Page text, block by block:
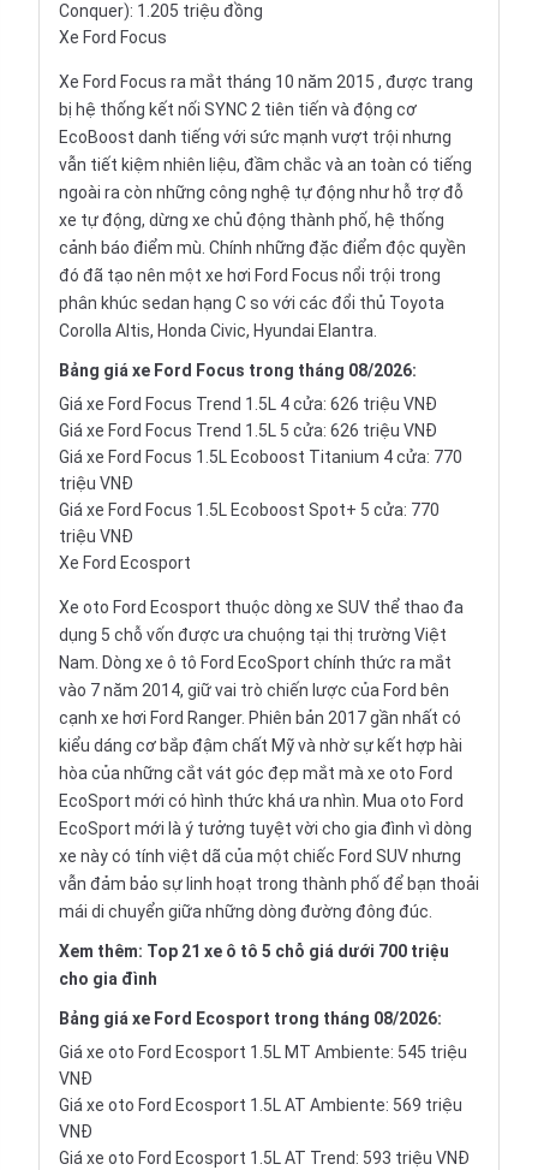
Conquer): 1.205 triệu đồng
Xe Ford Focus
Xe Ford Focus ra mắt tháng 10 năm 2015 , được trang
bị hệ thống kết nối SYNC 2 tiên tiến và động cơ
EcoBoost danh tiếng với sức mạnh vượt trội nhưng
vẫn tiết kiệm nhiên liệu, đầm chắc và an toàn có tiếng
ngoài ra còn những công nghệ tự động như hỗ trợ đỗ
xe tự động, dừng xe chủ động thành phố, hệ thống
cảnh báo điểm mù. Chính những đặc điểm độc quyền
đó đã tạo nên một xe hơi Ford Focus nổi trội trong
phân khúc sedan hạng C so với các đổi thủ Toyota
Corolla Altis, Honda Civic, Hyundai Elantra.
Bảng giá xe Ford Focus trong tháng 08/2026:
Giá xe Ford Focus Trend 1.5L 4 cửa: 626 triệu VNĐ
Giá xe Ford Focus Trend 1.5L 5 cửa: 626 triệu VNĐ
Giá xe Ford Focus 1.5L Ecoboost Titanium 4 cửa: 770
triệu VNĐ
Giá xe Ford Focus 1.5L Ecoboost Spot+ 5 cửa: 770
triệu VNĐ
Xe Ford Ecosport
Xe oto Ford Ecosport thuộc dòng xe SUV thể thao đa
dụng 5 chỗ vốn được ưa chuộng tại thị trường Việt
Nam. Dòng xe ô tô Ford EcoSport chính thức ra mắt
vào 7 năm 2014, giữ vai trò chiến lược của Ford bên
cạnh xe hơi Ford Ranger. Phiên bản 2017 gần nhất có
kiểu dáng cơ bắp đậm chất Mỹ và nhờ sự kết hợp hài
hòa của những cắt vát góc đẹp mắt mà xe oto Ford
EcoSport mới có hình thức khá ưa nhìn. Mua oto Ford
EcoSport mới là ý tưởng tuyệt vời cho gia đình vì dòng
xe này có tính việt dã của một chiếc Ford SUVnhưng
vẫn đảm bảo sự linh hoạt trong thành phố để bạn thoải
mái di chuyển giữa những dòng đường đông đúc.
Xem thêm: Top 21 xe ô tô 5 chỗ giá dưới 700 triệu
cho gia đình
Bảng giá xe Ford Ecosport trong tháng 08/2026:
Giá xe oto Ford Ecosport 1.5L MT Ambiente: 545 triệu
VNĐ
Giá xe oto Ford Ecosport 1.5L AT Ambiente: 569 triệu
VNĐ
Giá xe oto Ford Ecosport 1.5L AT Trend: 593 triệu VNĐ